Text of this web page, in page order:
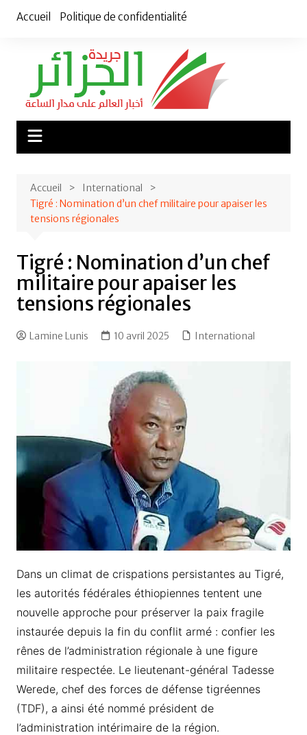
Accueil Politique de confidentialité
Accueil
International
Tigré : Nomination d’un chef militaire pour apaiser les
tensions régionales
Tigré : Nomination d’un chef
militaire pour apaiser les
tensions régionales
Lamine Lunis 10 avril 2025 International
Dans un climat de crispations persistantes au Tigré,
les autorités fédérales éthiopiennes tentent une
nouvelle approche pour préserver la paix fragile
instaurée depuis la fin du conflit armé : confier les
rênes de l’administration régionale à une figure
militaire respectée. Le lieutenant-général Tadesse
Werede, chef des forces de défense tigréennes
(TDF), a ainsi été nommé président de
l’administration intérimaire de la région.